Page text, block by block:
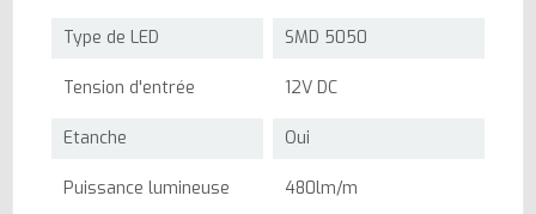
Type de LED SMD 5050
Tension d'entrée 12V DC
Etanche Oui
Puissance lumineuse 480lm/m